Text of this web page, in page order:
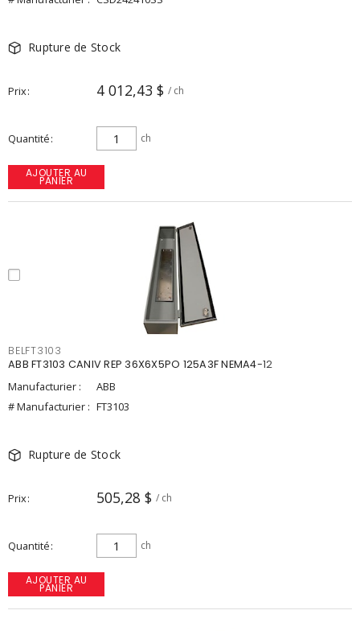
Rupture de Stock
Prix 4 012,43 $ / ch
Quantité ch
AJOUTER AU
PANIER
BELFT3103
ABB FT3103 CANIV REP 36X6X5PO 125A3F NEMA4-12
Manufacturier :
ABB
# Manufacturier : FT3103
Rupture de Stock
Prix 505,28 $ / ch
Quantité ch
AJOUTER AU
PANIER